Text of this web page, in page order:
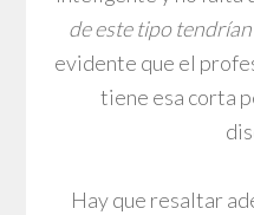
de este tipo
evidente que el
tiene esa corta
Hay que resaltar